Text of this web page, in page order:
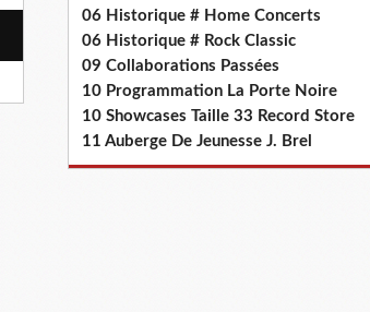
06 Historique # Home Concerts
06 Historique # Rock Classic
09 Collaborations Passées
10 Programmation La Porte Noire
10 Showcases Taille 33 Record Store
11 Auberge De Jeunesse J. Brel